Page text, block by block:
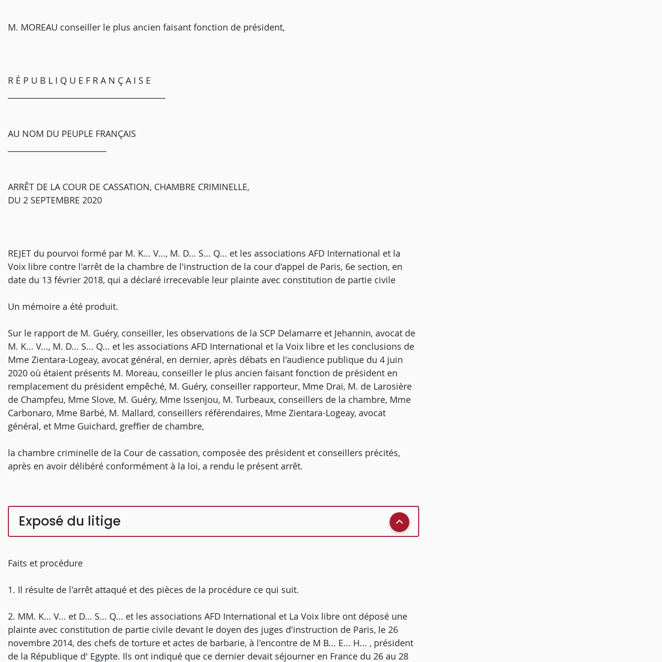
M. MOREAU conseiller le plus ancien faisant fonction de président,
R É P U B L I Q U E F R A N Ç A I S E
AU NOM DU PEUPLE FRANÇAIS
ARRÊT DE LA COUR DE CASSATION, CHAMBRE CRIMINELLE,
DU 2 SEPTEMBRE 2020
REJET du pourvoi formé par M. K... V..., M. D... S... Q... et les associations AFD International et la
Voix libre contre l'arrêt de la chambre de l'instruction de la cour d'appel de Paris, 6e section, en
date du 13 février 2018, qui a déclaré irrecevable leur plainte avec constitution de partie civile
Un mémoire a été produit.
Sur le rapport de M. Guéry, conseiller, les observations de la SCP Delamarre et Jehannin, avocat de
M. K... V..., M. D... S... Q... et les associations AFD International et la Voix libre et les conclusions de
Mme Zientara-Logeay, avocat général, en dernier, après débats en l'audience publique du 4 juin
2020 où étaient présents M. Moreau, conseiller le plus ancien faisant fonction de président en
remplacement du président empêché, M. Guéry, conseiller rapporteur, Mme Drai, M. de Larosière
de Champfeu, Mme Slove, M. Guéry, Mme Issenjou, M. Turbeaux, conseillers de la chambre, Mme
Carbonaro, Mme Barbé, M. Mallard, conseillers référendaires, Mme Zientara-Logeay, avocat
général, et Mme Guichard, greffier de chambre,
la chambre criminelle de la Cour de cassation, composée des président et conseillers précités,
après en avoir délibéré conformément à la loi, a rendu le présent arrêt.
Exposé du litige
Faits et procédure
1. Il résulte de l'arrêt attaqué et des pièces de la procédure ce qui suit.
2. MM. K... V... et D... S... Q... et les associations AFD International et La Voix libre ont déposé une
plainte avec constitution de partie civile devant le doyen des juges d'instruction de Paris, le 26
novembre 2014, des chefs de torture et actes de barbarie, à l'encontre de M B... E... H... , président
de la République d' Egypte. Ils ont indiqué que ce dernier devait séjourner en France du 26 au 28